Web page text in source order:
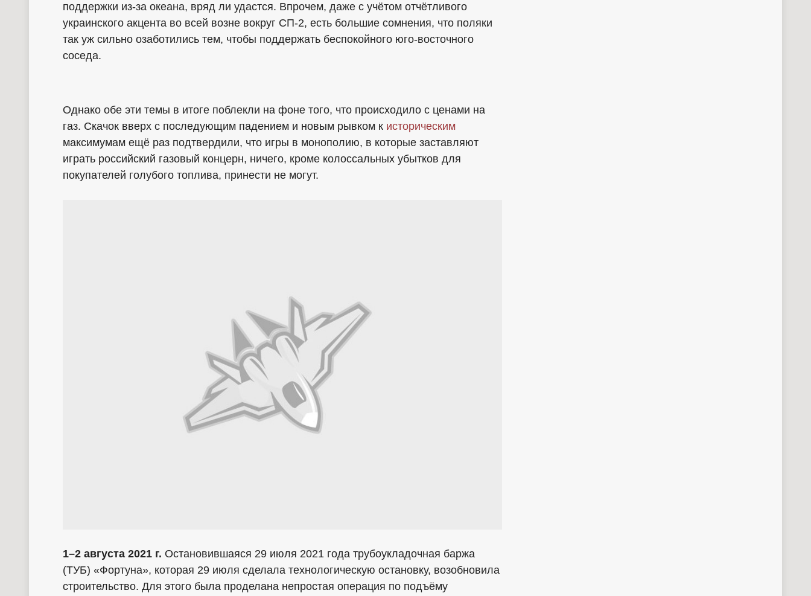
поддержки из-за океана, вряд ли удастся. Впрочем, даже с учётом отчётливого
украинского акцента во всей возне вокруг СП-2, есть большие сомнения, что поляки
так уж сильно озаботились тем, чтобы поддержать беспокойного юго-восточного
соседа.
Однако обе эти темы в итоге поблекли на фоне того, что происходило с ценами на
газ. Скачок вверх с последующим падением и новым рывком к историческим
максимумам ещё раз подтвердили, что игры в монополию, в которые заставляют
играть российский газовый концерн, ничего, кроме колоссальных убытков для
покупателей голубого топлива, принести не могут.
1–2 августа 2021 г. Остановившаяся 29 июля 2021 года трубоукладочная баржа
(ТУБ) «Фортуна», которая 29 июля сделала технологическую остановку, возобновила
строительство. Для этого была проделана непростая операция по подъёму